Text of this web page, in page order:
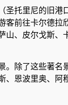
托里尼的旧
前往卡尔德
、皮尔戈斯
除了这些著
恩波里奥、